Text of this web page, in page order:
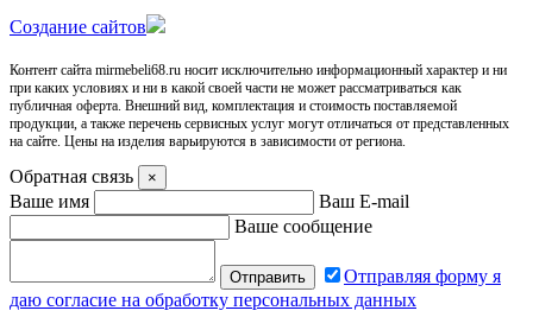
Cоздание сайтов
Контент сайта mirmebeli68.ru носит исключительно информационный характер и ни
при каких условиях и ни в какой своей части не может рассматриваться как
публичная оферта. Внешний вид, комплектация и стоимость поставляемой
продукции, а также перечень сервисных услуг могут отличаться от представленных
на сайте. Цены на изделия варьируются в зависимости от региона.
Обратная связь ×
Ваше имя
Ваш E-mail
Ваше сообщение
Отправляя форму я
даю согласие на обработку персональных данных